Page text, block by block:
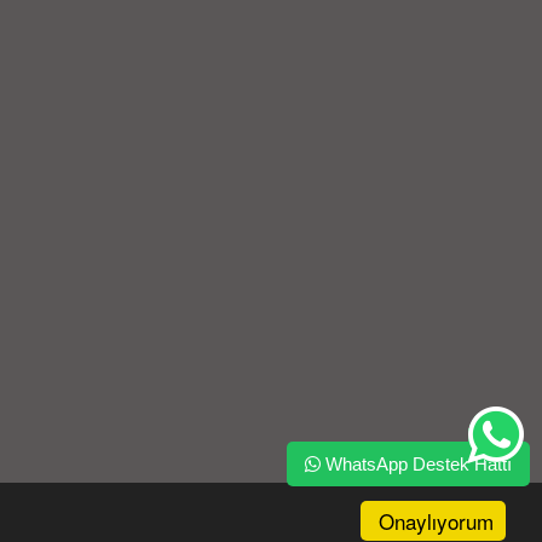
Onaylıyorum
WhatsApp Destek Hattı